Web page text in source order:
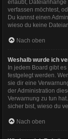
erlaubt,
verfassen möchtest,
Du kannst einen
wieso du keine
Nach oben
Weshalb wurde ich
In jedem Board gibt
festgelegt werden.
sie dir eine
der Administration
Verwarnung zu tun
sicher bist, wieso du
Nach oben